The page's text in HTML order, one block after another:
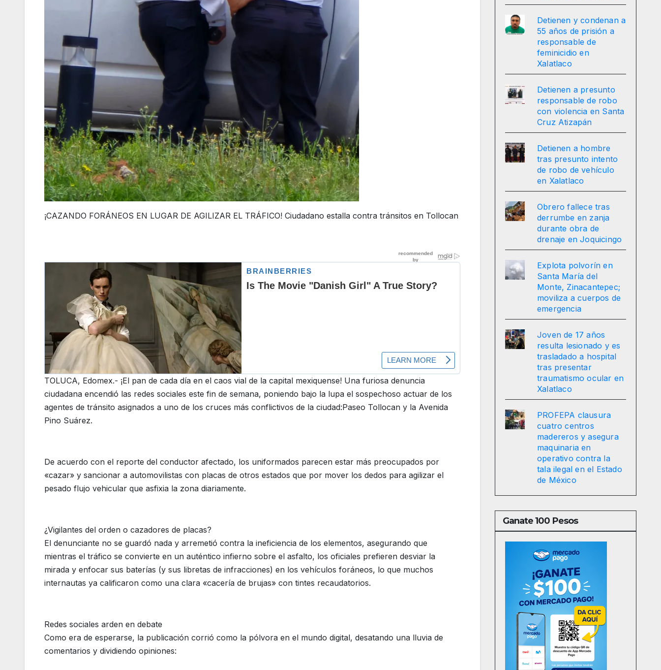
¡CAZANDO FORÁNEOS EN LUGAR DE AGILIZAR EL TRÁFICO! Ciudadano estalla contra tránsitos en Tollocan
TOLUCA, Edomex.- ¡El pan de cada día en el caos vial de la capital mexiquense! Una furiosa denuncia
ciudadana encendió las redes sociales este fin de semana, poniendo bajo la lupa el sospechoso actuar de los
agentes de tránsito asignados a uno de los cruces más conflictivos de la ciudad:Paseo Tollocan y la Avenida
Pino Suárez.
De acuerdo con el reporte del conductor afectado, los uniformados parecen estar más preocupados por
«cazar» y sancionar a automovilistas con placas de otros estados que por mover los dedos para agilizar el
pesado flujo vehicular que asfixia la zona diariamente.
¿Vigilantes del orden o cazadores de placas?
El denunciante no se guardó nada y arremetió contra la ineficiencia de los elementos, asegurando que
mientras el tráfico se convierte en un auténtico infierno sobre el asfalto, los oficiales prefieren desviar la
mirada y enfocar sus baterías (y sus libretas de infracciones) en los vehículos foráneos, lo que muchos
internautas ya calificaron como una clara «cacería de brujas» con tintes recaudatorios.
Redes sociales arden en debate
Como era de esperarse, la publicación corrió como la pólvora en el mundo digital, desatando una lluvia de
comentarios y dividiendo opiniones:
Detienen y condenan a
55 años de prisión a
responsable de
feminicidio en
Xalatlaco
Detienen a presunto
responsable de robo
con violencia en Santa
Cruz Atizapán
Detienen a hombre
tras presunto intento
de robo de vehículo
en Xalatlaco
Obrero fallece tras
derrumbe en zanja
durante obra de
drenaje en Joquicingo
Explota polvorín en
Santa María del
Monte, Zinacantepec;
moviliza a cuerpos de
emergencia
Joven de 17 años
resulta lesionado y es
trasladado a hospital
tras presentar
traumatismo ocular en
Xalatlaco
PROFEPA clausura
cuatro centros
madereros y asegura
maquinaria en
operativo contra la
tala ilegal en el Estado
de México
Ganate 100 Pesos